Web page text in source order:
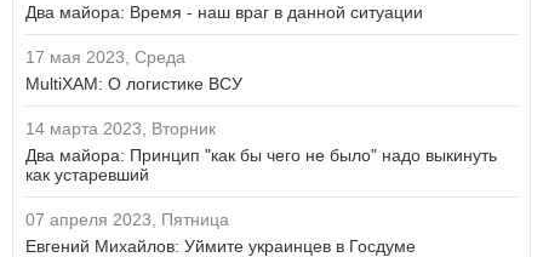
Два майора: Время - наш враг в данной ситуации
17 мая 2023, Среда
MultiXAM: О логистике ВСУ
14 марта 2023, Вторник
Два майора: Принцип "как бы чего не было" надо выкинуть
как устаревший
07 апреля 2023, Пятница
Евгений Михайлов: Уймите украинцев в Госдуме